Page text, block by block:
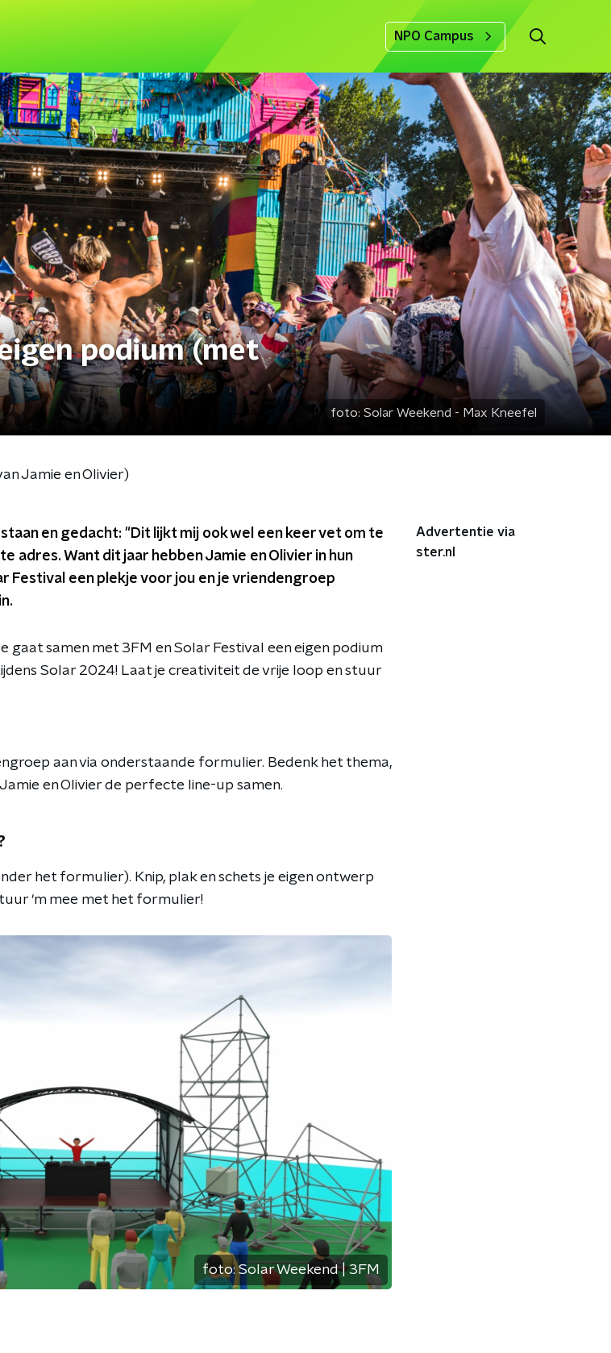
NPO Campus
podium (met
foto: Solar Weekend - Max Kneefel
Jamie en Olivier)
en gedacht: "Dit lijkt mij ook wel een keer vet om te
adres. Want dit jaar hebben Jamie en Olivier in hun
Festival een plekje voor jou en je vriendengroep
gaat samen met 3FM en Solar Festival een eigen podium
Solar 2024! Laat je creativiteit de vrije loop en stuur
aan via onderstaande formulier. Bedenk het thema,
en Olivier de perfecte line-up samen.
het formulier). Knip, plak en schets je eigen ontwerp
‘m mee met het formulier!
foto:Solar Weekend | 3FM
Advertentie via
ster.nl